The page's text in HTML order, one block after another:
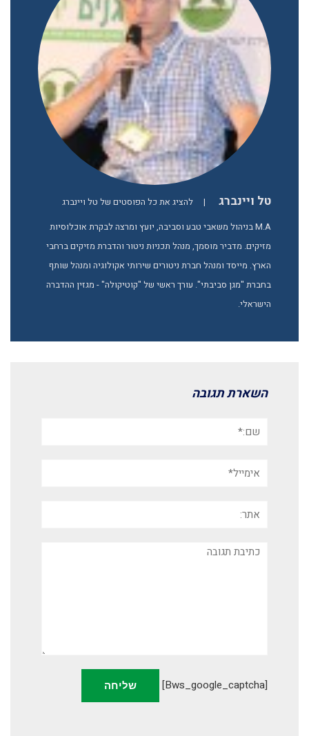
טל ויינברג |
להציג את כל הפוסטים של טל ויינברג
M.A בניהול משאבי טבע וסביבה, יועץ ומרצה לבקרת אוכלוסיות
מזיקים. מדביר מוסמך, מנהל תכניות ניטור והדברת מזיקים ברחבי
הארץ. מייסד ומנהל חברת ניטורים שירותי אקולוגיה ומנהל שותף
בחברת "מגן סביבתי". עורך ראשי של "קוטיקולה" - מגזין ההדברה
הישראלי.
השארת תגובה
תגובה
[bws_google_captcha]